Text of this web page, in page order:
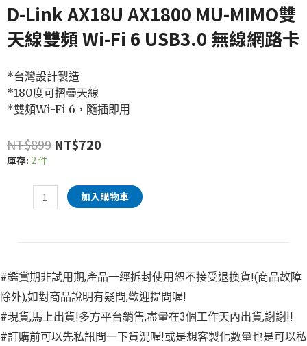
D-Link AX18U AX1800 MU-MIMO雙
天線雙頻 Wi-Fi 6 USB3.0 無線網路卡
*台灣設計製造
*180度可摺疊天線
*雙頻Wi-Fi 6，隨插即用
NT$899 NT$720
庫存: 2 件
加入購物車
#鑑賞期非試用期,產品一經拆封使用恕不接受退換貨!(商品故障
除外),如對商品說明有疑問,歡迎提問喔!
#現貨,馬上出貨!多方平台銷售,盡量在3個工作天內出貨,謝謝!!
#訂購前可以先私訊問一下貨況喔!或是想客製化數量也是可以私